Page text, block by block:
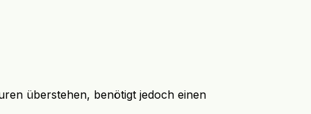
überstehen, benötigt jedoch einen